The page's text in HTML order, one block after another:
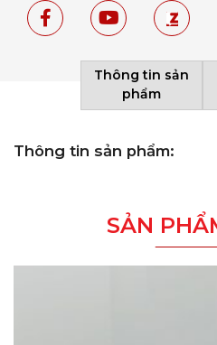
Thông tin sản
phẩm
Thông tin sản phẩm:
SẢN